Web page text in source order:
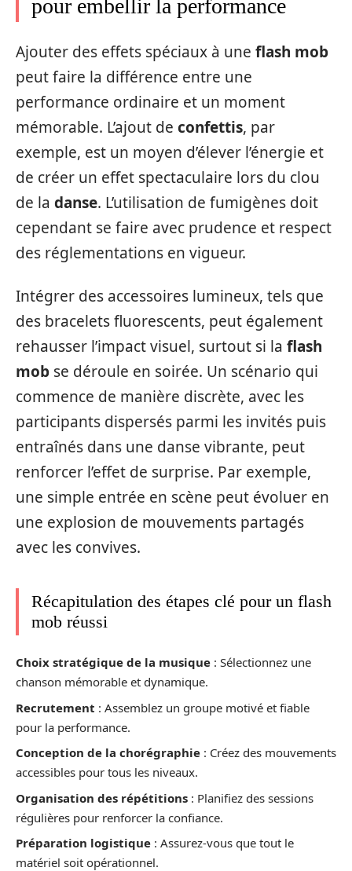
pour embellir la performance
Ajouter des effets spéciaux à une flash mob
peut faire la différence entre une
performance ordinaire et un moment
mémorable. L’ajout de confettis, par
exemple, est un moyen d’élever l’énergie et
de créer un effet spectaculaire lors du clou
de la danse. L’utilisation de fumigènes doit
cependant se faire avec prudence et respect
des réglementations en vigueur.
Intégrer des accessoires lumineux, tels que
des bracelets fluorescents, peut également
rehausser l’impact visuel, surtout si la flash
mob se déroule en soirée. Un scénario qui
commence de manière discrète, avec les
participants dispersés parmi les invités puis
entraînés dans une danse vibrante, peut
renforcer l’effet de surprise. Par exemple,
une simple entrée en scène peut évoluer en
une explosion de mouvements partagés
avec les convives.
Récapitulation des étapes clé pour un flash
mob réussi
Choix stratégique de la musique : Sélectionnez une
chanson mémorable et dynamique.
Recrutement : Assemblez un groupe motivé et fiable
pour la performance.
Conception de la chorégraphie : Créez des mouvements
accessibles pour tous les niveaux.
Organisation des répétitions : Planifiez des sessions
régulières pour renforcer la confiance.
Préparation logistique : Assurez-vous que tout le
matériel soit opérationnel.